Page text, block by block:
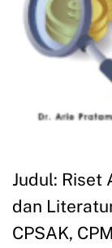
Judul: Riset
dan
CPSAK,